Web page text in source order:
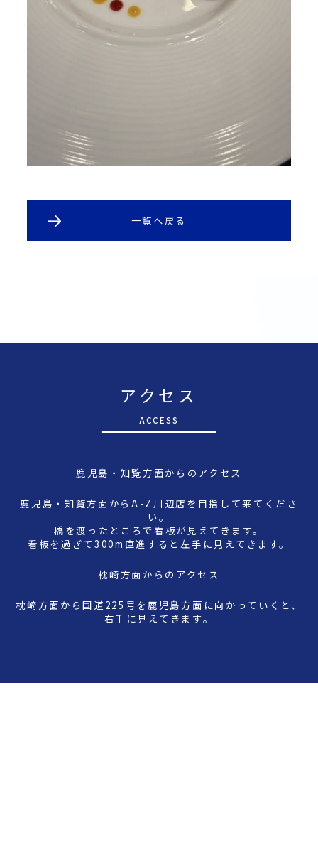
一覧へ戻る
アクセス
ACCESS
鹿児島・知覧方面からのアクセス
鹿児島・知覧方面からA-Z川辺店を目指して来てくださ
い。
橋を渡ったところで看板が見えてきます。
看板を過ぎて300m直進すると左手に見えてきます。
枕崎方面からのアクセス
枕崎方面から国道225号を鹿児島方面に向かっていくと、
右手に見えてきます。